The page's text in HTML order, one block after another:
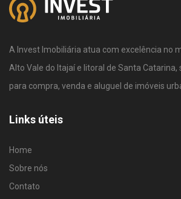
A Invest Imobiliária atua com excelência no
Alto Vale do Itajaí e litoral de Santa Catarina,
para compra, venda e aluguel de imóveis
Links úteis
Home
Sobre nós
Contato